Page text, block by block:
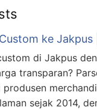
ke Jakpus
di Jakpus
transparan?
produsen
sejak 2014,